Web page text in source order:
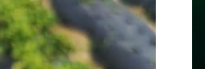
CHARGE MENTALE
Stress après le travail :
comment relâcher la pression